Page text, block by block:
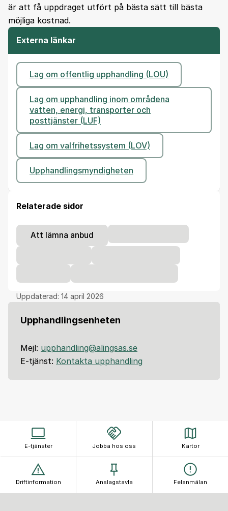
är att få uppdraget utfört på bästa sätt till bästa
möjliga kostnad.
Externa länkar
Lag om offentlig upphandling (LOU)
Lag om upphandling inom områdena
vatten, energi, transporter och
posttjänster (LUF)
Lag om valfrihetssystem (LOV)
Upphandlingsmyndigheten
Relaterade sidor
Att lämna anbud
Uppdaterad: 14 april 2026
Upphandlingsenheten
Mejl: upphandling@alingsas.se
E-tjänst: Kontakta upphandling
E-tjänster Jobba hos oss Kartor
Driftinformation Anslagstavla Felanmälan